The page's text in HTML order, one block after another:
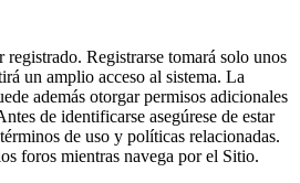
registrado. Registrarse tomará solo unos
un amplio acceso al sistema. La
además otorgar permisos adicionales
de identificarse asegúrese de estar
de uso y políticas relacionadas.
foros mientras navega por el Sitio.